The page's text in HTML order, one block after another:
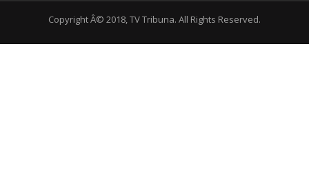
Copyright Â© 2018, TV Tribuna. All Rights Reserved.